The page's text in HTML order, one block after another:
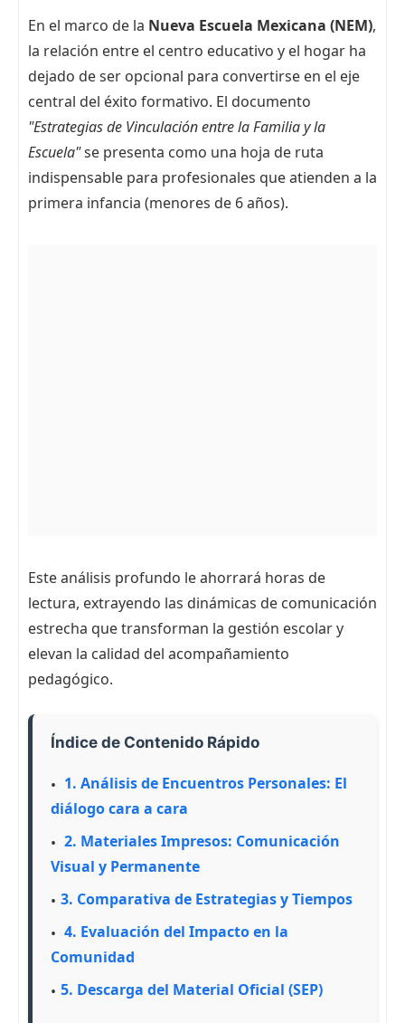
En el marco de la Nueva Escuela Mexicana (NEM),
la relación entre el centro educativo y el hogar ha
dejado de ser opcional para convertirse en el eje
central del éxito formativo. El documento
"Estrategias de Vinculación entre la Familia y la
Escuela"se presenta como una hoja de ruta
indispensable para profesionales que atienden a la
primera infancia (menores de 6 años).
Este análisis profundo le ahorrará horas de
lectura, extrayendo las dinámicas de comunicación
estrecha que transforman la gestión escolar y
elevan la calidad del acompañamiento
pedagógico.
Índice de Contenido Rápido
1. Análisis de Encuentros Personales: El
diálogo cara a cara
2. Materiales Impresos: Comunicación
Visual y Permanente
3. Comparativa de Estrategias y Tiempos
4. Evaluación del Impacto en la
Comunidad
5. Descarga del Material Oficial (SEP)